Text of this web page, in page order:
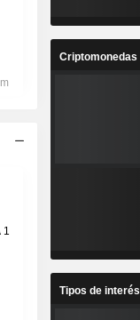
Criptomonedas
Tipos de interés